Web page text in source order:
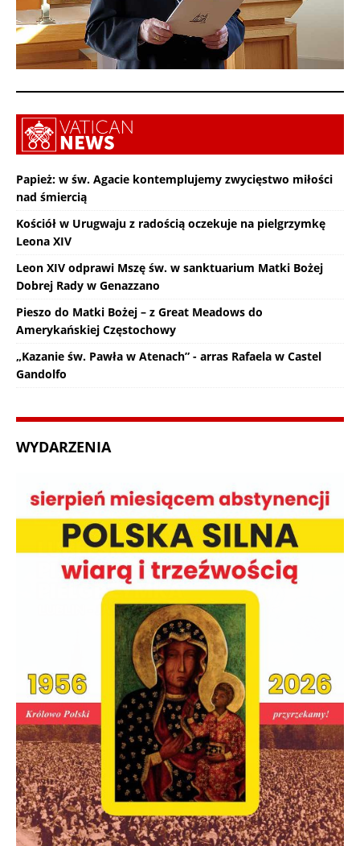
Papież: w św. Agacie kontemplujemy zwycięstwo miłości
nad śmiercią
Kościół w Urugwaju z radością oczekuje na pielgrzymkę
Leona XIV
Leon XIV odprawi Mszę św. w sanktuarium Matki Bożej
Dobrej Rady w Genazzano
Pieszo do Matki Bożej – z Great Meadows do
Amerykańskiej Częstochowy
„Kazanie św. Pawła w Atenach” - arras Rafaela w Castel
Gandolfo
WYDARZENIA